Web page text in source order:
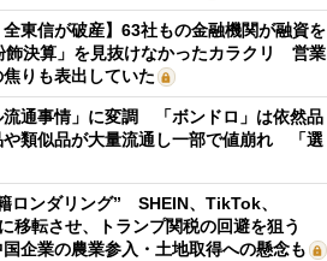
全東信が破産】63社もの金融機関が融資を
飾決算」を見抜けなかったカラクリ 営業
りも表出していた
流通事情」に変調 「ボンドロ」は依然品
や類似品が大量流通し一部で値崩れ 「選
ロンダリング” SHEIN、TikTok、
移転させ、トランプ関税の回避を狙う
企業の農業参入・土地取得への懸念も